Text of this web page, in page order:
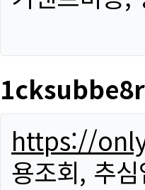
1cksubbe8r
https://
용조회, 추